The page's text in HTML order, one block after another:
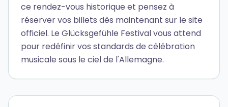
ce rendez-vous historique et pensez à
réserver vos billets dès maintenant sur le site
officiel. Le Glücksgefühle Festival vous attend
pour redéfinir vos standards de célébration
musicale sous le ciel de l'Allemagne.